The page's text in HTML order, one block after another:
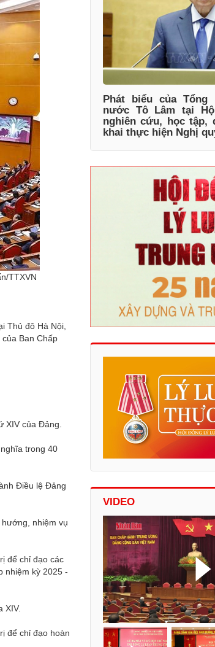
TTXVN
Thủ đô Hà Nội,
Ban Chấp
XIV của Đảng.
trong 40
Điều lệ Đảng
nhiệm vụ
để chỉ đạo các
nhiệm kỳ 2025 -
XIV.
để chỉ đạo hoàn
Phát biểu của
nước Tô Lâm tại
nghiên cứu, học tập,
khai thực hiện Nghị
VIDEO